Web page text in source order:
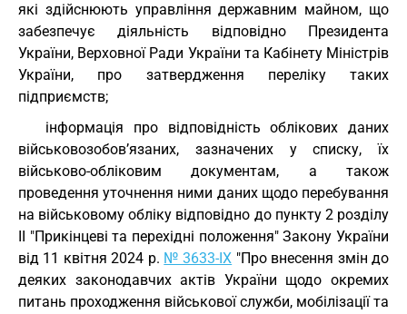
які здійснюють управління державним майном, що
забезпечує діяльність відповідно Президента
України, Верховної Ради України та Кабінету Міністрів
України, про затвердження переліку таких
підприємств;
інформація про відповідність облікових даних
військовозобов’язаних, зазначених у списку, їх
військово-обліковим документам, а також
проведення уточнення ними даних щодо перебування
на військовому обліку відповідно до пункту 2 розділу
II "Прикінцеві та перехідні положення" Закону України
від 11 квітня 2024 р. № 3633-IX "Про внесення змін до
деяких законодавчих актів України щодо окремих
питань проходження військової служби, мобілізації та